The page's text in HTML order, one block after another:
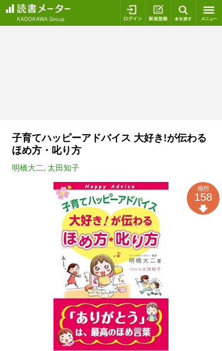
ログイン 新規登録
子育てハッピーアドバイス 大好き!が伝わる
ほめ方・叱り方
明橋大二, 太田知子
感想
158